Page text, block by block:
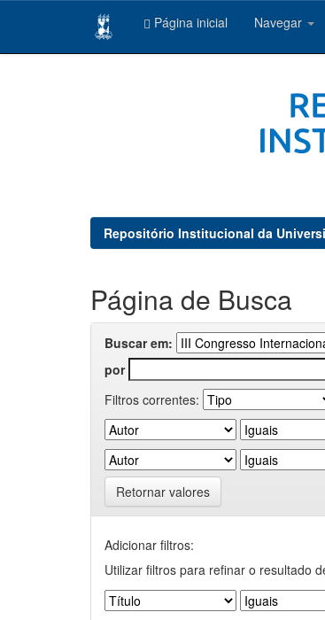
Página inicial Navegar
Repositório Institucional da
Página de Busca
Buscar em:
por
Filtros correntes:
Retornar valores
Adicionar filtros:
Utilizar filtros para refinar o resultado